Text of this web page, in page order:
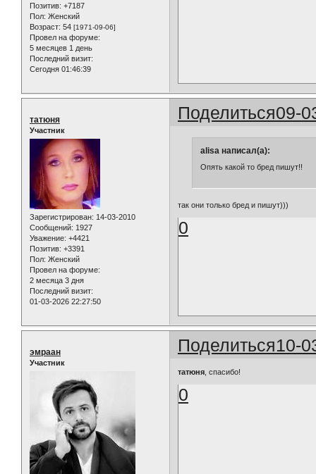
Позитив: +7187
Пол: Женский
Возраст: 54 [1971-09-06]
Провел на форуме:
5 месяцев 1 день
Последний визит:
Сегодня 01:46:39
Поделиться09-
татюня
Участник
Зарегистрирован: 14-03-2010
Сообщений: 1927
Уважение: +4421
Позитив: +3391
Пол: Женский
Провел на форуме:
2 месяца 3 дня
Последний визит:
01-03-2026 22:27:50
alisa написал(а):
Опять какой то бред пишут!!
так они только бред и пишут)))
0
Поделиться10-
эмраан
Участник
татюня, спасибо!
0